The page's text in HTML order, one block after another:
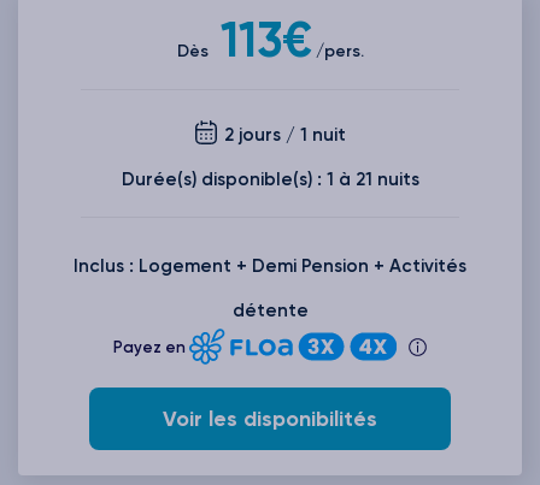
Dès113€ /pers.
2 jours / 1 nuit
Durée(s) disponible(s) : 1 à 21 nuits
Inclus : Logement + Demi Pension + Activités
détente
Payez en
Voir les disponibilités